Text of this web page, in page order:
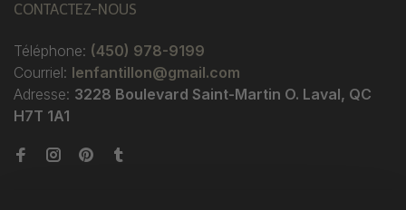
CONTACTEZ-NOUS
Téléphone: (450) 978-9199
Courriel: lenfantillon@gmail.com
Adresse: 3228 Boulevard Saint-Martin O. Laval, QC
H7T 1A1